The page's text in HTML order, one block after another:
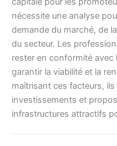
nécessite une analyse
demande du marché, de
du secteur. Les
rester en conformité avec
garantir la viabilité et la
maîtrisant ces facteurs,
investissements et
infrastructures attractifs